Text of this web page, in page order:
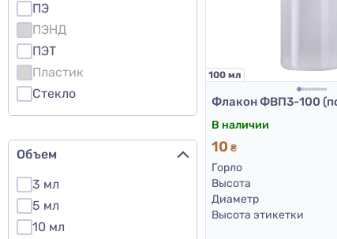
ПЭ
ПЭНД
ПЭТ
Пластик
Стекло
Объем
3 мл
5 мл
10 мл
100 мл
В наличии
10 ₴
Горло
Высота
Диаметр
Высота этикетки